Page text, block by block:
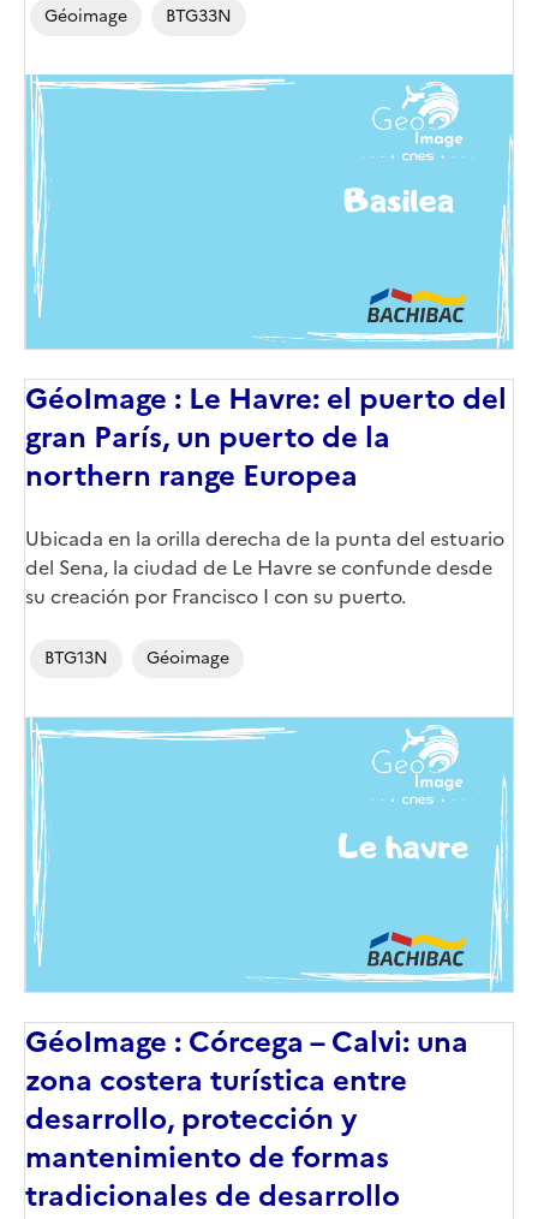
Géoimage BTG33N
Image
de
couverture
(conseillée)
GéoImage : Le Havre: el puerto del
gran París, un puerto de la
northern range Europea
Corps
Ubicada en la orilla derecha de la punta del estuario
del Sena, la ciudad de Le Havre se confunde desde
su creación por Francisco I con su puerto.
BTG13N Géoimage
Image
de
couverture
(conseillée)
GéoImage : Córcega – Calvi: una
zona costera turística entre
desarrollo, protección y
mantenimiento de formas
tradicionales de desarrollo